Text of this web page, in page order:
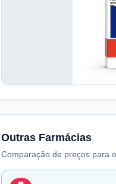
Outras Farmácias
Comparação de preços para